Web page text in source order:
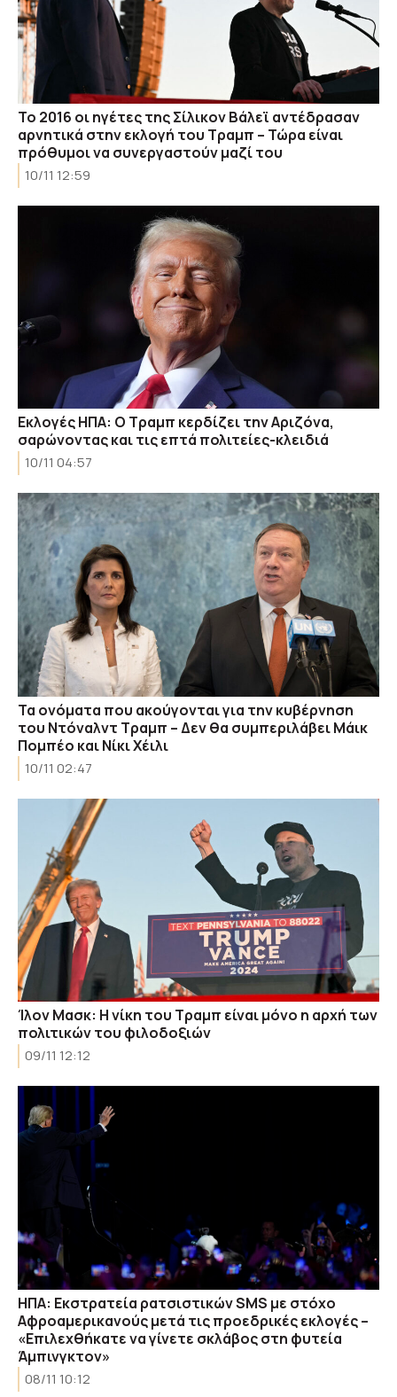
Το 2016 οι ηγέτες της Σίλικον Βάλεϊ αντέδρασαν
αρνητικά στην εκλογή του Τραμπ – Τώρα είναι
πρόθυμοι να συνεργαστούν μαζί του
10/11 12:59
Εκλογές ΗΠΑ: Ο Τραμπ κερδίζει την Αριζόνα,
σαρώνοντας και τις επτά πολιτείες-κλειδιά
10/11 04:57
Τα ονόματα που ακούγονται για την κυβέρνηση
του Ντόναλντ Τραμπ – Δεν θα συμπεριλάβει Μάικ
Πομπέο και Νίκι Χέιλι
10/11 02:47
Ίλον Μασκ: Η νίκη του Τραμπ είναι μόνο η αρχή των
πολιτικών του φιλοδοξιών
09/11 12:12
ΗΠΑ: Εκστρατεία ρατσιστικών SMS με στόχο
Αφροαμερικανούς μετά τις προεδρικές εκλογές –
«Επιλεχθήκατε να γίνετε σκλάβος στη φυτεία
Άμπινγκτον»
08/11 10:12